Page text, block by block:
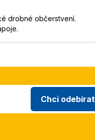
drobné občerstvení.
Chci odebírat